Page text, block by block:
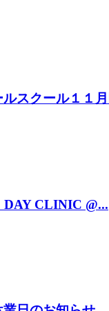
スクール１１
DAY CLINIC @...